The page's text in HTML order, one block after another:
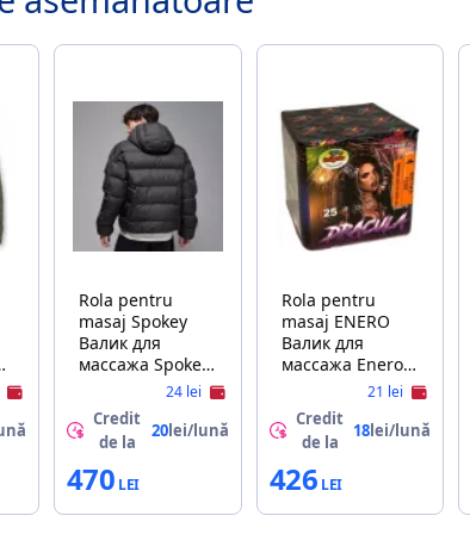
Rola pentru
masaj Spokey
Валик для
массажа Spokey
(838333)
24 lei
Credit
de la
20lei/lună
470
Rola pentru
masaj ENERO
Валик для
массажа Enero
Grey/Black
21 lei
Credit
de la
18lei/lună
426